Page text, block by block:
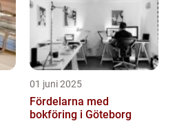
01 juni 2025
Fördelarna med
bokföring i Göteborg